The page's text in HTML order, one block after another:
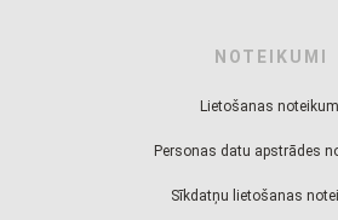
NOTEIKUMI
Lietošanas
Personas datu apstrādes
Sīkdatņu lietošanas